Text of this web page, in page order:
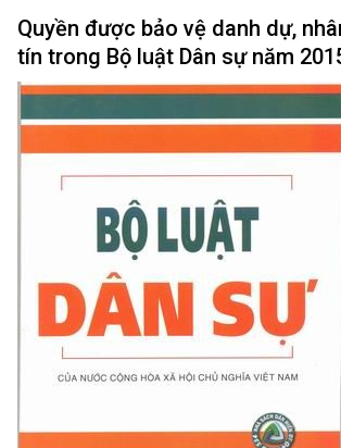
Quyền được bảo vệ danh dự,
tín trong Bộ luật Dân sự năm